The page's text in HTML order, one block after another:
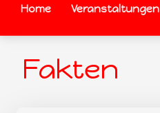
Home Veranstaltungen
Fakten